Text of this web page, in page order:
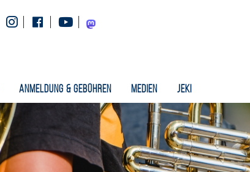
InstagramFacebookYoutubeMastodon
Anmeldung & Gebühren Medien Jeki